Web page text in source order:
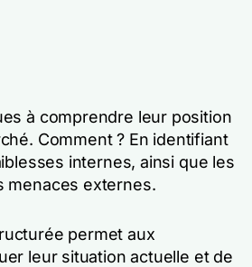
à comprendre leur position
Comment ? En identifiant
internes, ainsi que les
menaces externes.
permet aux
leur situation actuelle et de